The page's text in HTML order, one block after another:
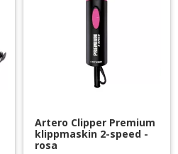
Artero Clipper Premium
klippmaskin 2-speed -
rosa